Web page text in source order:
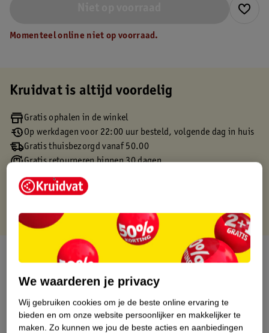
Momenteel online niet op voorraad.
Kruidvat is altijd voordelig
Gratis ophalen in de winkel
Op werkdagen voor 22:00 uur besteld, volgende dag in huis
Gratis thuisbezorgd vanaf 50.00
Gratis retourneren binnen 30 dagen
Gratis punten met je Kruidvat kaart
Over dit product
Productinformatie
Etiketinformatie
We waarderen je privacy
Wij gebruiken cookies om je de beste online ervaring te
bieden en om onze website persoonlijker en makkelijker te
maken. Zo kunnen we jou de beste acties en aanbiedingen